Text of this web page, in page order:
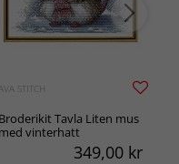
STITCH
Broderikit Tavla Liten mus
med vinterhatt
349,00 kr